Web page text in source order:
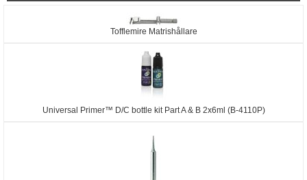
Tofflemire Matrishållare
Universal Primer™ D/C bottle kit Part A & B 2x6ml (B-4110P)